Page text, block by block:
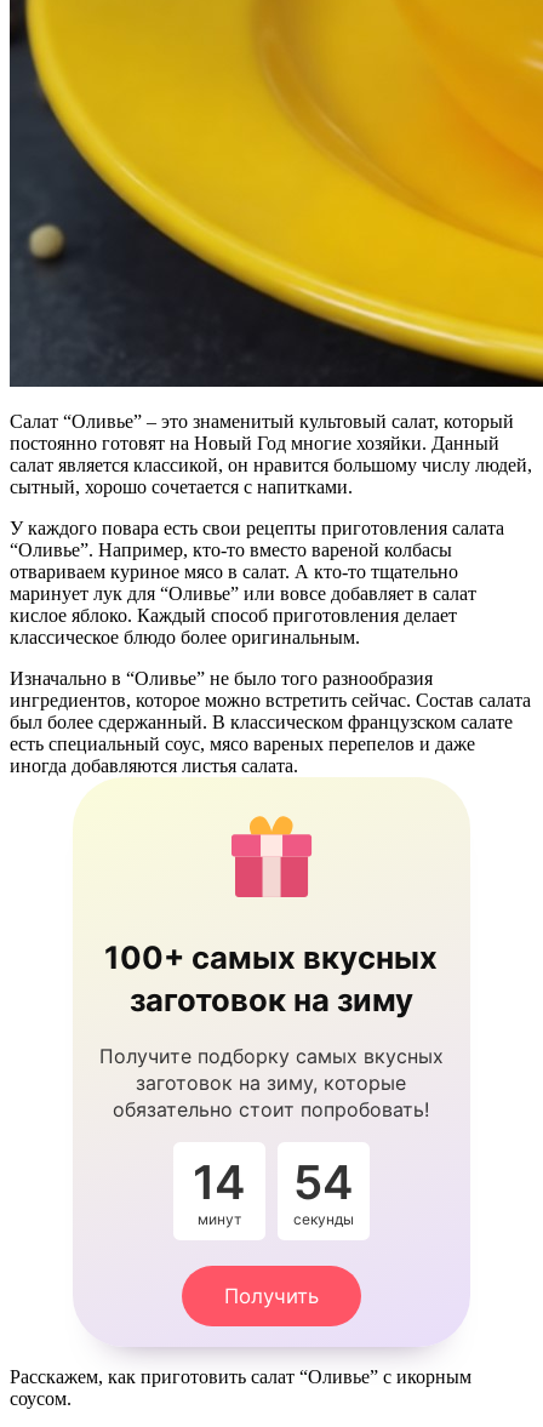
Салат “Оливье” – это знаменитый культовый салат, который
постоянно готовят на Новый Год многие хозяйки. Данный
салат является классикой, он нравится большому числу людей,
сытный, хорошо сочетается с напитками.
У каждого повара есть свои рецепты приготовления салата
“Оливье”. Например, кто-то вместо вареной колбасы
отвариваем куриное мясо в салат. А кто-то тщательно
маринует лук для “Оливье” или вовсе добавляет в салат
кислое яблоко. Каждый способ приготовления делает
классическое блюдо более оригинальным.
Изначально в “Оливье” не было того разнообразия
ингредиентов, которое можно встретить сейчас. Состав салата
был более сдержанный. В классическом французском салате
есть специальный соус, мясо вареных перепелов и даже
иногда добавляются листья салата.
100+ самых вкусных
заготовок на зиму
Получите подборку самых вкусных
заготовок на зиму, которые
обязательно стоит попробовать!
14
минут
53
секунды
Получить
Расскажем, как приготовить салат “Оливье” с икорным
соусом.